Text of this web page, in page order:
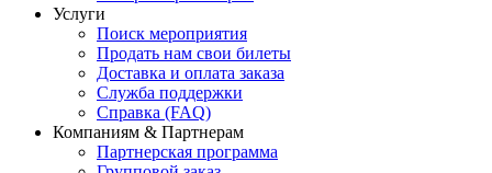
Услуги
Поиск мероприятия
Продать нам свои билеты
Доставка и оплата заказа
Служба поддержки
Справка (FAQ)
Компаниям & Партнерам
Партнерская программа